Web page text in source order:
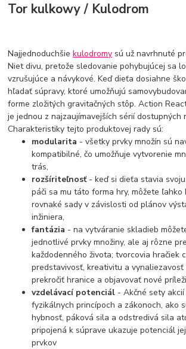
Tor kulkowy / Kulodrom
Najjednoduchšiekulodromy sú už navrhnuté
Niet divu, pretože sledovanie pohybujúcej sa
vzrušujúce a návykové. Keď dieťa dosiahne
hľadať súpravy, ktoré umožňujú
forme zložitých gravitačných stôp. Action
je jednou z najzaujímavejších sérií dostupných
Charakteristiky tejto produktovej rady sú:
modularita - všetky prvky množín sú
kompatibilné, čo umožňuje vytvorenie
trás,
rozšíriteľnosť - keď si dieťa stavia
páči sa mu táto forma hry, môžete
rovnaké sady v závislosti od plánov
inžiniera,
fantázia - na vytváranie skladieb
jednotlivé prvky množiny, ale aj rôzne
každodenného života; tvorcovia hračiek
predstavivosť, kreativitu a
prekročiť hranice a objavovať nové
vzdelávací potenciál - Akčné sety
fyzikálnych princípoch a zákonoch, ako
hybnosť, páková sila a odstredivá sila
pripojená k súprave ukazuje potenciál
prvkov